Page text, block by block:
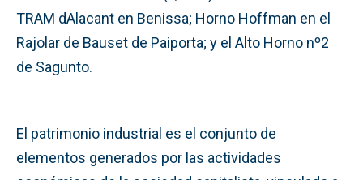
TRAM dAlacant en Benissa; Horno Hoffman en el
Rajolar de Bauset de Paiporta; y el Alto Horno nº2
de Sagunto.
El patrimonio industrial es el conjunto de
elementos generados por las actividades